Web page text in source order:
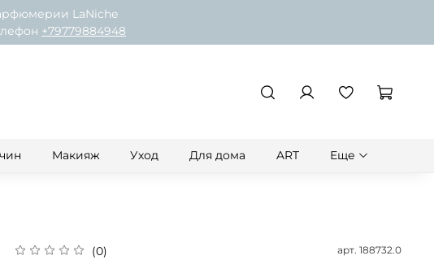
LaNiche
+79779884948
Макияж Уход Для дома ART Еще
(0) арт. 188732.0